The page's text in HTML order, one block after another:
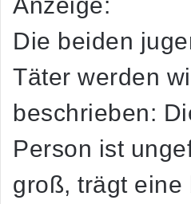
Anzeige:
Die beiden
Täter werden
beschrieben:
Person ist
groß, trägt eine